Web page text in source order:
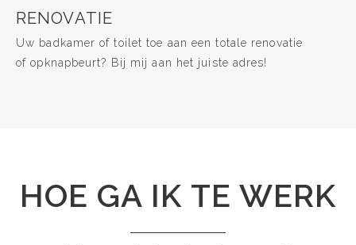
RENOVATIE
Uw badkamer of toilet toe aan een totale renovatie
of opknapbeurt? Bij mij aan het juiste adres!
HOE GA IK TE WERK